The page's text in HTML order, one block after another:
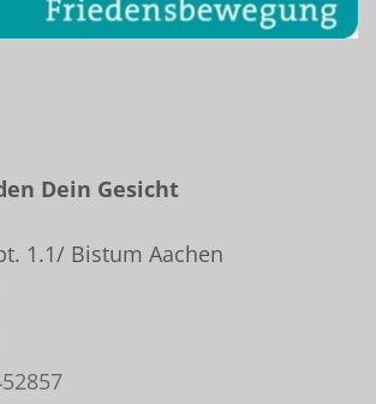
Dein Gesicht
1.1/ Bistum Aachen